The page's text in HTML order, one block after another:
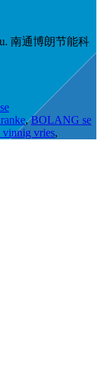
南通博朗节能科
,BOLANG se
vinnig vries,